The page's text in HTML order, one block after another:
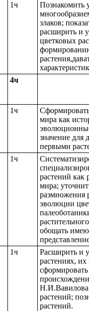
1ч
Познакомить
злаков;
расширить и
цветковых
4ч
1ч
мира как
значение для
первыми
1ч
растений как
мира;
размножения
эволюции
обощать
1ч
Расширить и
растениях,
Н.И.Вавилова
растений;
растений.